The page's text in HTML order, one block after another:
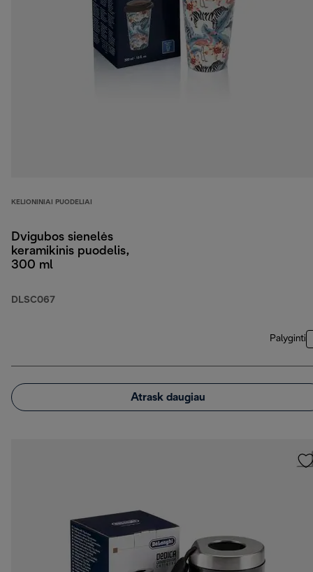
KELIONINIAI PUODELIAI
Dvigubos sienelės
keramikinis puodelis,
300 ml
DLSC067
Palyginti
Atrask daugiau